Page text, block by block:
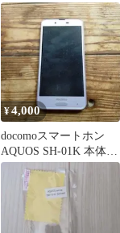
¥4,000
docomoスマートホン
AQUOS SH-01K 本体の
み